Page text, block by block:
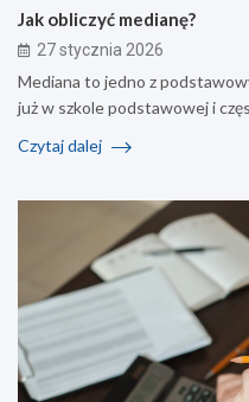
Jak obliczyć medianę?
27 stycznia 2026
Mediana to jedno z
już w szkole podstawowej i
Czytaj dalej